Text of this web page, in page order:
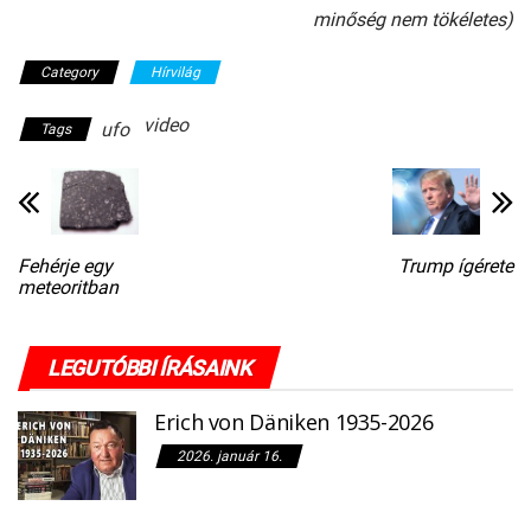
minőség nem tökéletes)
Category Hírvilág
Tags ufo video
Fehérje egy
meteoritban
Trump ígérete
LEGUTÓBBI ÍRÁSAINK
Erich von Däniken 1935-2026
2026. január 16.